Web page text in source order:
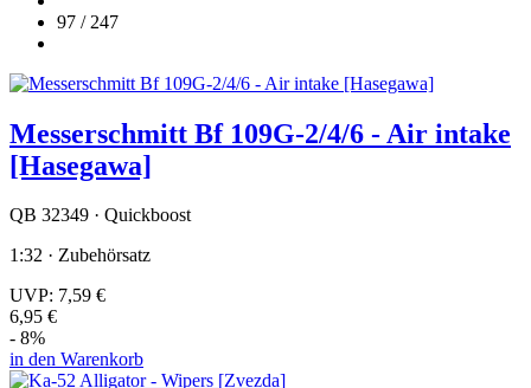
97 / 247
Messerschmitt Bf 109G-2/4/6 - Air intake
[Hasegawa]
QB 32349 · Quickboost
1:32 · Zubehörsatz
UVP: 7,59 €
6,95 €
- 8%
in den Warenkorb